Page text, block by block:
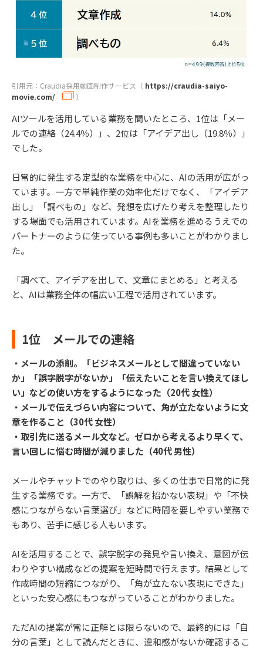
引用元：Craudia採用動画制作サービス（ https://craudia-saiyo-
movie.com/
）
AIツールを活用している業務を聞いたところ、1位は「メー
ルでの連絡（24.4％）」、2位は「アイデア出し（19.8％）」
でした。
日常的に発生する定型的な業務を中心に、AIの活用が広がっ
ています。一方で単純作業の効率化だけでなく、「アイデア
出し」「調べもの」など、発想を広げたり考えを整理したり
する場面でも活用されています。AIを業務を進めるうえでの
パートナーのように使っている事例も多いことがわかりまし
た。
「調べて、アイデアを出して、文章にまとめる」と考える
と、AIは業務全体の幅広い工程で活用されています。
1位 メールでの連絡
・メールの添削。「ビジネスメールとして間違っていない
か」「誤字脱字がないか」「伝えたいことを言い換えてほし
い」などの使い方をするようになった（20代 女性）
・メールで伝えづらい内容について、角が立たないように文
章を作ること（30代 女性）
・取引先に送るメール文など。ゼロから考えるより早くて、
言い回しに悩む時間が減りました（40代 男性）
メールやチャットでのやり取りは、多くの仕事で日常的に発
生する業務です。一方で、「誤解を招かない表現」や「不快
感につながらない言葉選び」などに時間を要しやすい業務で
もあり、苦手に感じる人もいます。
AIを活用することで、誤字脱字の発見や言い換え、意図が伝
わりやすい構成などの提案を短時間で行えます。結果として
作成時間の短縮につながり、「角が立たない表現にできた」
といった安心感にもつながっていることがわかりました。
ただAIの提案が常に正解とは限らないので、最終的には「自
分の言葉」として読んだときに、違和感がないか確認するこ